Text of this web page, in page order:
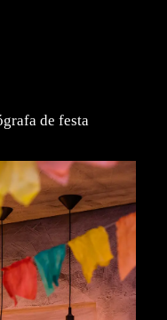
de festa